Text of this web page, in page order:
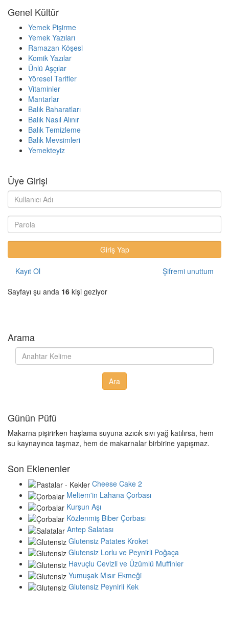
Genel Kültür
Yemek Pişirme
Yemek Yazıları
Ramazan Köşesi
Komik Yazılar
Ünlü Aşçılar
Yöresel Tarifler
Vitaminler
Mantarlar
Balık Baharatları
Balık Nasıl Alınır
Balık Temizleme
Balık Mevsimleri
Yemekteyiz
Üye Girişi
Kayıt Ol
Şifremi unuttum
Sayfayı şu anda 16 kişi geziyor
Arama
Günün Püfü
Makarna pişirirken haşlama suyuna azıcık sıvı yağ katılırsa, hem
su kaynayınca taşmaz, hem de makarnalar birbirine yapışmaz.
Son Eklenenler
Cheese Cake 2
Meltem'in Lahana Çorbası
Kurşun Aşı
Közlenmiş Biber Çorbası
Antep Salatası
Glutensiz Patates Kroket
Glutensiz Lorlu ve Peynirli Poğaça
Havuçlu Cevizli ve Üzümlü Muffinler
Yumuşak Mısır Ekmeği
Glutensiz Peynirli Kek